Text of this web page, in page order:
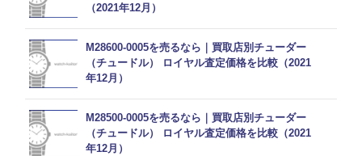
（2021年12月）
M28600-0005を売るなら｜買取店別チューダー
（チュードル） ロイヤル査定価格を比較（2021
年12月）
M28500-0005を売るなら｜買取店別チューダー
（チュードル） ロイヤル査定価格を比較（2021
年12月）